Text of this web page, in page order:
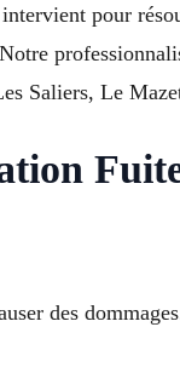
pour
Saliers, Le
des